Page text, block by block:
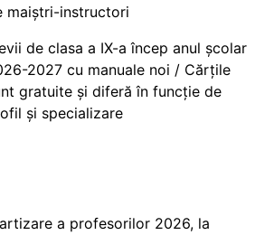
maiștri-instructori
de clasa a IX-a încep anul școlar
2027 cu manuale noi / Cărțile
gratuite și diferă în funcție de
și specializare
a profesorilor 2026, la